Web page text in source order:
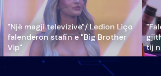
"Një magji televizive"/ Ledion Liço
falenderon stafin e "Big Brother
Vip"
tij